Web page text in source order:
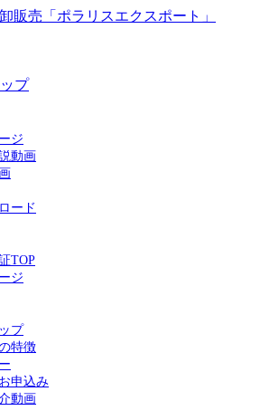
プ
ジ
動画
ード
TOP
ジ
プ
特徴
申込み
動画